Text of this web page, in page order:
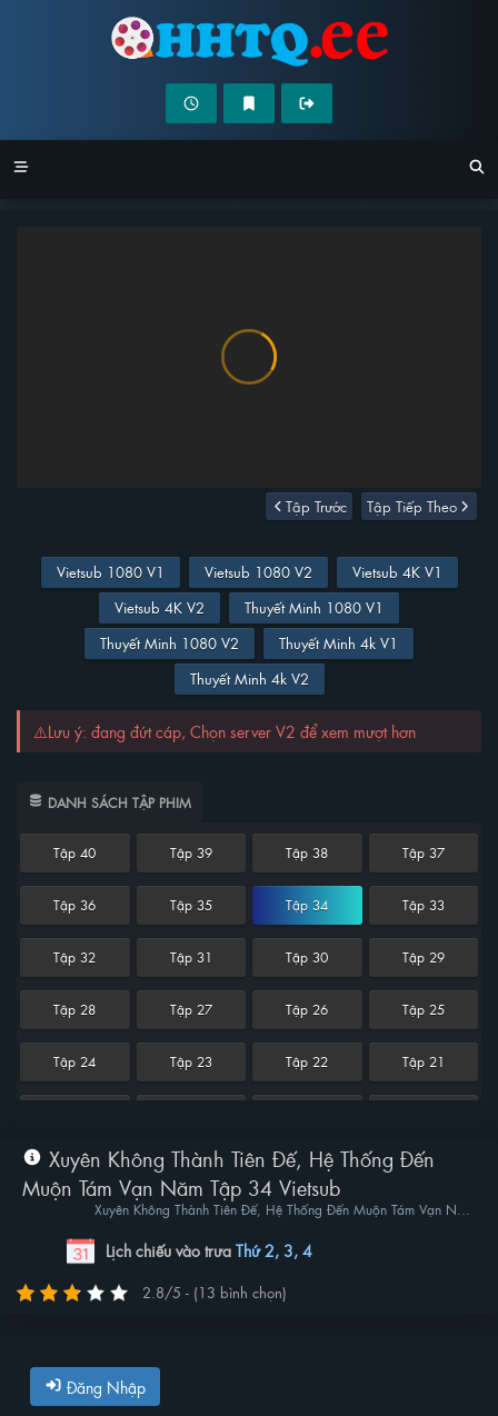
Tập Trước Tập Tiếp Theo
Vietsub 1080 V1 Vietsub 1080 V2
Vietsub 4K V1
Vietsub 4K V2
Thuyết Minh 1080 V1
Thuyết Minh 1080 V2
Thuyết Minh 4k V1
Thuyết Minh 4k V2
⚠️Lưu ý: đang đứt cáp, Chọn server V2 để xem mượt hơn
DANH SÁCH TẬP PHIM
Tập 40 Tập 39 Tập 38 Tập 37
Tập 36 Tập 35 Tập 34 Tập 33
Tập 32 Tập 31 Tập 30 Tập 29
Tập 28 Tập 27 Tập 26 Tập 25
Tập 24 Tập 23 Tập 22 Tập 21
Tập 16 Tập 15 Tập 14 Tập 13
Tập 12 Tập 11 Tập 10 Tập 9
Tập 8
Xuyên Không Thành Tiên Đế, Hệ Thống Đến
Muộn Tám Vạn Năm Tập 34 Vietsub
Xuyên Không Thành Tiên Đế, Hệ Thống Đến Muộn Tám Vạn Năm
System Arrives 80,000 Years Late
Lịch chiếu vào trưa Thứ 2, 3, 4
2.8/5 - (13 bình chọn)
Đăng Nhập